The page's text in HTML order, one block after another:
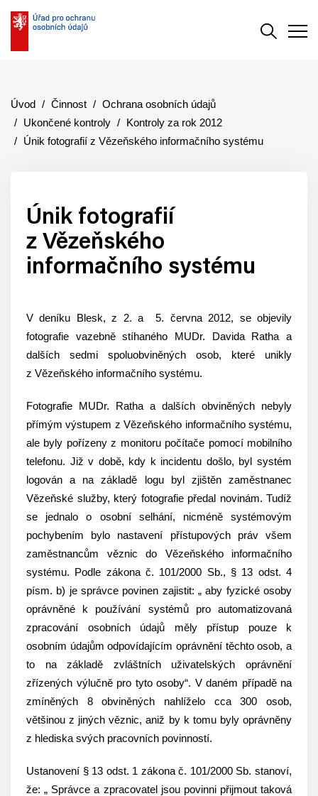
Úvod Činnost
Ochrana osobních údajů
Ukončené kontroly
Kontroly za rok 2012
Únik fotografií z Vězeňského informačního systému
Únik fotografií
z Vězeňského
informačního systému
V deníku Blesk, z 2. a 5. června 2012, se objevily
fotografie vazebně stíhaného MUDr. Davida Ratha a
dalších sedmi spoluobviněných osob, které unikly
z Vězeňského informačního systému.
Fotografie MUDr. Ratha a dalších obviněných nebyly
přímým výstupem z Vězeňského informačního systému,
ale byly pořízeny z monitoru počítače pomocí mobilního
telefonu. Již v době, kdy k incidentu došlo, byl systém
logován a na základě logu byl zjištěn zaměstnanec
Vězeňské služby, který fotografie předal novinám. Tudíž
se jednalo o osobní selhání, nicméně systémovým
pochybením bylo nastavení přístupových práv všem
zaměstnancům věznic do Vězeňského informačního
systému. Podle zákona č. 101/2000 Sb., § 13 odst. 4
písm. b) je správce povinen zajistit: „ aby fyzické osoby
oprávněné k používání systémů pro automatizovaná
zpracování osobních údajů měly přístup pouze k
osobním údajům odpovídajícím oprávnění těchto osob, a
to na základě zvláštních uživatelských oprávnění
zřízených výlučně pro tyto osoby“. V daném případě na
zmíněných 8 obviněných nahlíželo cca 300 osob,
většinou z jiných věznic, aniž by k tomu byly oprávněny
z hlediska svých pracovních povinností.
Ustanovení § 13 odst. 1 zákona č. 101/2000 Sb. stanoví,
že: „ Správce a zpracovatel jsou povinni přijmout taková